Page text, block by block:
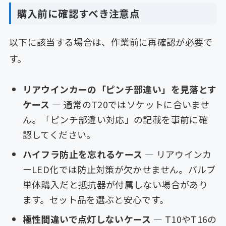
購入前に確認すべき注意点
以下に該当する場合は、作業前に再確認が必要で
す。
リアウインカーの「ピンチ部違い」を見落とす
ケース — 通常のT20ではソケットに合いませ
ん。「ピンチ部違い対応」の記載を事前に確
認してください。
ハイフラ防止を忘れるケース — リアウインカ
ーLED化では防止対策が欠かせません。バルブ
単体購入だと抵抗器が付属しない場合があり
ます。セット品を選ぶと安心です。
極性間違いで点灯しないケース — T10やT16の